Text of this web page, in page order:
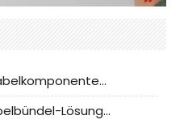
CNC Tech Inländische Kabelkomponentenbewertung und Massenproduktionsanpassungsanleitung
I-PEX-Hochfrequenz-Kabelbündel-Lösung für die heimische Produktion analysiert